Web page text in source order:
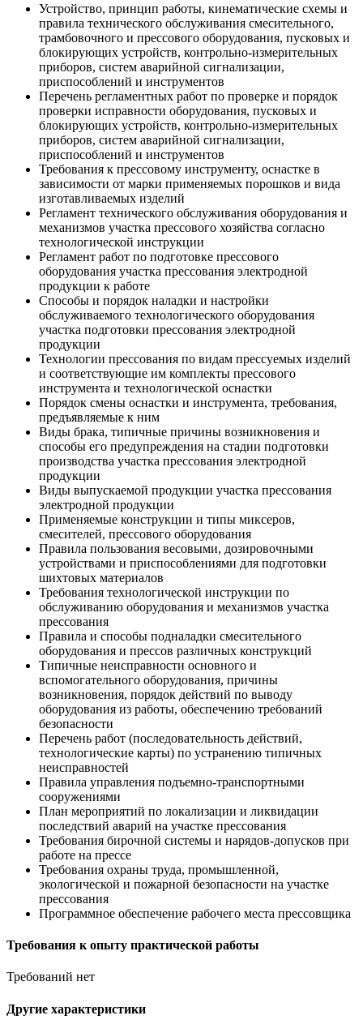
Устройство, принцип работы, кинематические схемы и
правила технического обслуживания смесительного,
трамбовочного и прессового оборудования, пусковых и
блокирующих устройств, контрольно-измерительных
приборов, систем аварийной сигнализации,
приспособлений и инструментов
Перечень регламентных работ по проверке и порядок
проверки исправности оборудования, пусковых и
блокирующих устройств, контрольно-измерительных
приборов, систем аварийной сигнализации,
приспособлений и инструментов
Требования к прессовому инструменту, оснастке в
зависимости от марки применяемых порошков и вида
изготавливаемых изделий
Регламент технического обслуживания оборудования и
механизмов участка прессового хозяйства согласно
технологической инструкции
Регламент работ по подготовке прессового
оборудования участка прессования электродной
продукции к работе
Способы и порядок наладки и настройки
обслуживаемого технологического оборудования
участка подготовки прессования электродной
продукции
Технологии прессования по видам прессуемых изделий
и соответствующие им комплекты прессового
инструмента и технологической оснастки
Порядок смены оснастки и инструмента, требования,
предъявляемые к ним
Виды брака, типичные причины возникновения и
способы его предупреждения на стадии подготовки
производства участка прессования электродной
продукции
Виды выпускаемой продукции участка прессования
электродной продукции
Применяемые конструкции и типы миксеров,
смесителей, прессового оборудования
Правила пользования весовыми, дозировочными
устройствами и приспособлениями для подготовки
шихтовых материалов
Требования технологической инструкции по
обслуживанию оборудования и механизмов участка
прессования
Правила и способы подналадки смесительного
оборудования и прессов различных конструкций
Типичные неисправности основного и
вспомогательного оборудования, причины
возникновения, порядок действий по выводу
оборудования из работы, обеспечению требований
безопасности
Перечень работ (последовательность действий,
технологические карты) по устранению типичных
неисправностей
Правила управления подъемно-транспортными
сооружениями
План мероприятий по локализации и ликвидации
последствий аварий на участке прессования
Требования бирочной системы и нарядов-допусков при
работе на прессе
Требования охраны труда, промышленной,
экологической и пожарной безопасности на участке
прессования
Программное обеспечение рабочего места прессовщика
Требования к опыту практической работы
Требований нет
Другие характеристики